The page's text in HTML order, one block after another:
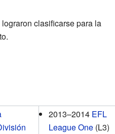
clasificarse para la
2013–2014 EFL
League One(L3)